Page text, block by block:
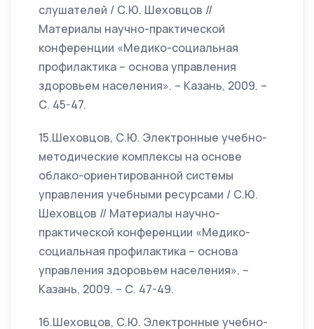
слушателей / С.Ю. Шеховцов //
Материалы научно-практической
конференции «Медико-социальная
профилактика – основа управления
здоровьем населения». – Казань, 2009. –
С. 45-47.
15.Шеховцов, С.Ю. Электронные учебно-
методические комплексы на основе
облако-ориентированной системы
управления учебными ресурсами / С.Ю.
Шеховцов // Материалы научно-
практической конференции «Медико-
социальная профилактика – основа
управления здоровьем населения». –
Казань, 2009. – С. 47-49.
16.Шеховцов, С.Ю. Электронные учебно-